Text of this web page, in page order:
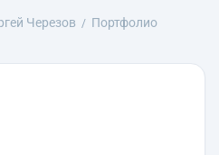
Черезов
Портфолио